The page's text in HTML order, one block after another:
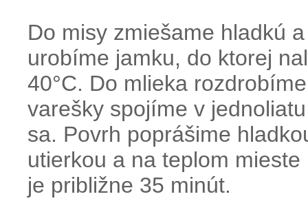
Do misy zmiešame hladkú
urobíme jamku, do ktorej
40°C. Do mlieka
varešky spojíme v
sa. Povrh poprášime
utierkou a na teplom
je približne 35 minút.